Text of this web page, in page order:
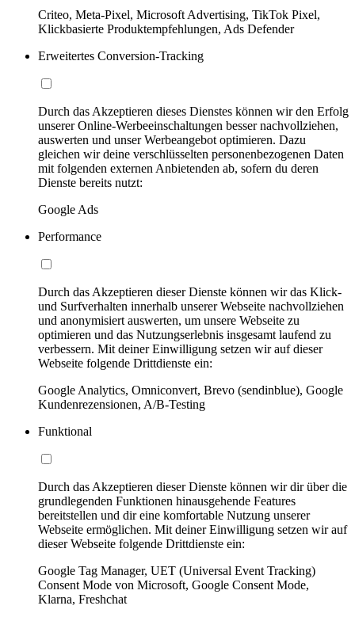
Criteo, Meta-Pixel, Microsoft Advertising, TikTok Pixel,
Klickbasierte Produktempfehlungen, Ads Defender
Erweitertes Conversion-Tracking
Durch das Akzeptieren dieses Dienstes können wir den Erfolg
unserer Online-Werbeeinschaltungen besser nachvollziehen,
auswerten und unser Werbeangebot optimieren. Dazu
gleichen wir deine verschlüsselten personenbezogenen Daten
mit folgenden externen Anbietenden ab, sofern du deren
Dienste bereits nutzt:
Google Ads
Performance
Durch das Akzeptieren dieser Dienste können wir das Klick-
und Surfverhalten innerhalb unserer Webseite nachvollziehen
und anonymisiert auswerten, um unsere Webseite zu
optimieren und das Nutzungserlebnis insgesamt laufend zu
verbessern. Mit deiner Einwilligung setzen wir auf dieser
Webseite folgende Drittdienste ein:
Google Analytics, Omniconvert, Brevo (sendinblue), Google
Kundenrezensionen, A/B-Testing
Funktional
Durch das Akzeptieren dieser Dienste können wir dir über die
grundlegenden Funktionen hinausgehende Features
bereitstellen und dir eine komfortable Nutzung unserer
Webseite ermöglichen. Mit deiner Einwilligung setzen wir auf
dieser Webseite folgende Drittdienste ein:
Google Tag Manager, UET (Universal Event Tracking)
Consent Mode von Microsoft, Google Consent Mode,
Klarna, Freshchat